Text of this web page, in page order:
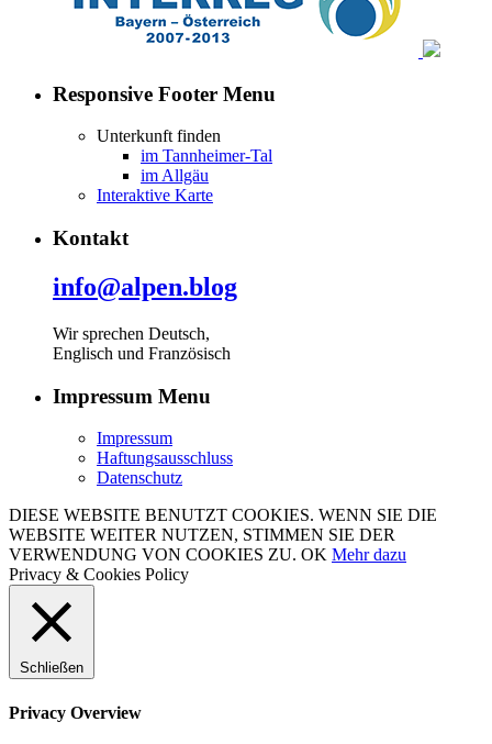
Responsive Footer Menu
Unterkunft finden
im Tannheimer-Tal
im Allgäu
Interaktive Karte
Kontakt
info@alpen.blog
Wir sprechen Deutsch,
Englisch und Französisch
Impressum Menu
Impressum
Haftungsausschluss
Datenschutz
DIESE WEBSITE BENUTZT COOKIES. WENN SIE DIE
WEBSITE WEITER NUTZEN, STIMMEN SIE DER
VERWENDUNG VON COOKIES ZU. OK Mehr dazu
Privacy & Cookies Policy
Schließen
Privacy Overview